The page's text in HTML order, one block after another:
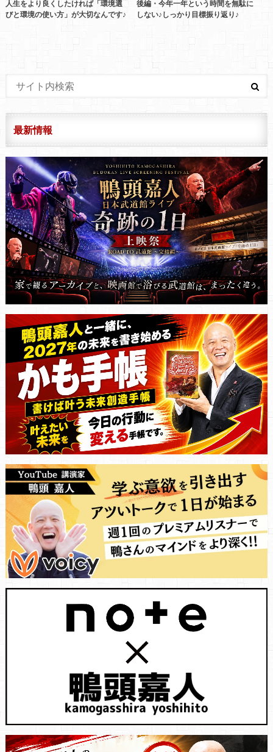
人生をより良くしたければ「環境選
びと環境の使い方」が大切なんです♪
後編・今年一年という時間を無駄に
しない♪しっかり目標振り返り♪
最新情報